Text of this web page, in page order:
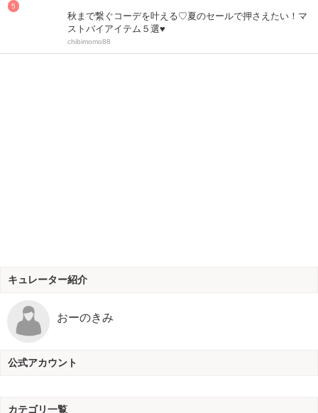
秋まで繋ぐコーデを叶える♡夏のセールで押さえたい！マ
ストバイアイテム５選♥
chibimomo88
キュレーター紹介
おーのきみ
公式アカウント
カテゴリ一覧